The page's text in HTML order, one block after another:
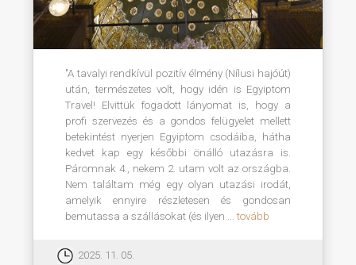
"A tavalyi rendkívül pozitív élmény (Nílusi hajóút)
után, természetes volt, hogy idén is Egyiptom
Travel! Elvittük fogadott lányomat is, hogy a
profi szervezés és a gondos felügyelet mellett
betekintést nyerjen Egyiptom csodáiba, hátha
kedvet kap egy későbbi önálló utazásra is.
Páromnak 4., nekem 2. utam volt az országba.
Nem találtam még egy olyan utazási irodát,
amelyik ennyire részletesen és gondosan
bemutassa a szállásokat (és ilyen ... tovább
2025. 11. 05.